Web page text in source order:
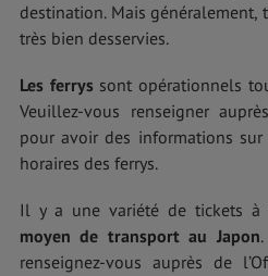
destination. Mais
très bien desservies.
Les ferryssont opérationnels
Veuillez-vous renseigner
pour avoir des informations
horaires des ferrys.
Il y a une variété de tickets à
moyen de transport au Japon
renseignez-vous auprès de